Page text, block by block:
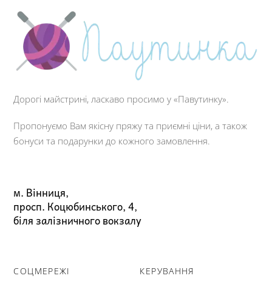
Дорогі майстрині, ласкаво просимо у «Павутинку».
Пропонуємо Вам якісну пряжу та приємні ціни, а також
бонуси та подарунки до кожного замовлення.
м. Вінниця,
просп. Коцюбинського, 4,
біля залізничного вокзалу
СОЦМЕРЕЖІ КЕРУВАННЯ